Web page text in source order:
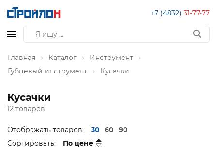
+7 (4832) 31-77-77
Главная Каталог
Инструмент
Губцевый инструмент
Кусачки
Кусачки
12 товаров
Отображать товаров: 30 60
90
Сортировать:
По цене